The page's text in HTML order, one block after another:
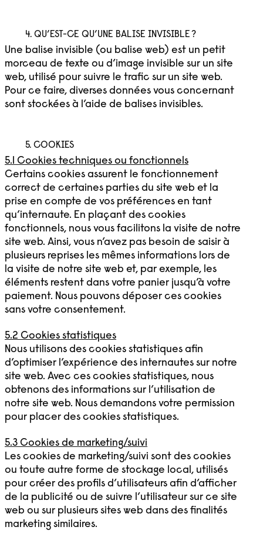
4. QU’EST-CE QU’UNE BALISE INVISIBLE ?
Une balise invisible (ou balise web) est un petit
morceau de texte ou d’image invisible sur un site
web, utilisé pour suivre le trafic sur un site web.
Pour ce faire, diverses données vous concernant
sont stockées à l’aide de balises invisibles.
5. COOKIES
5.1 Cookies techniques ou fonctionnels
Certains cookies assurent le fonctionnement
correct de certaines parties du site web et la
prise en compte de vos préférences en tant
qu’internaute. En plaçant des cookies
fonctionnels, nous vous facilitons la visite de notre
site web. Ainsi, vous n’avez pas besoin de saisir à
plusieurs reprises les mêmes informations lors de
la visite de notre site web et, par exemple, les
éléments restent dans votre panier jusqu’à votre
paiement. Nous pouvons déposer ces cookies
sans votre consentement.
5.2 Cookies statistiques
Nous utilisons des cookies statistiques afin
d’optimiser l’expérience des internautes sur notre
site web. Avec ces cookies statistiques, nous
obtenons des informations sur l’utilisation de
notre site web. Nous demandons votre permission
pour placer des cookies statistiques.
5.3 Cookies de marketing/suivi
Les cookies de marketing/suivi sont des cookies
ou toute autre forme de stockage local, utilisés
pour créer des profils d’utilisateurs afin d’afficher
de la publicité ou de suivre l’utilisateur sur ce site
web ou sur plusieurs sites web dans des finalités
marketing similaires.